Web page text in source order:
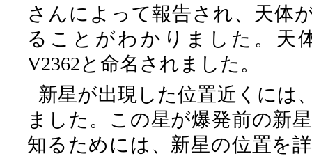
さんによって報告され、天体
ることがわかりました。天
V2362と命名されました。
新星が出現した位置近くには
ました。この星が爆発前の新
知るためには、新星の位置を